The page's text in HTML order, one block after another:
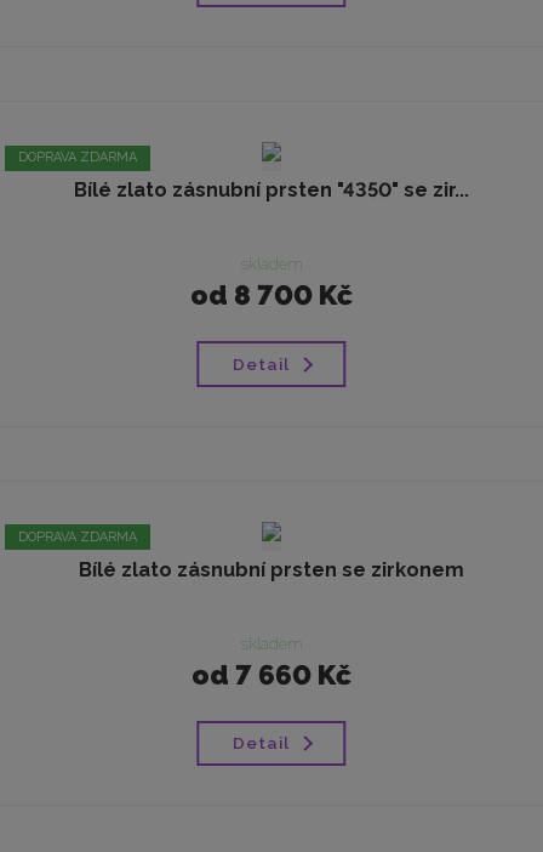
DOPRAVA ZDARMA
Bílé zlato zásnubní prsten "4350" se zir...
skladem
od 8 700 Kč
Detail
DOPRAVA ZDARMA
Bílé zlato zásnubní prsten se zirkonem
skladem
od 7 660 Kč
Detail